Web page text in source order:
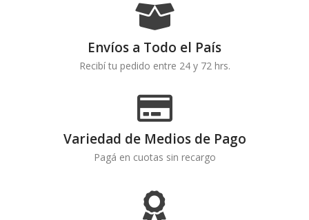
Envíos a Todo el País
Recibí tu pedido entre 24 y 72 hrs.
Variedad de Medios de Pago
Pagá en cuotas sin recargo